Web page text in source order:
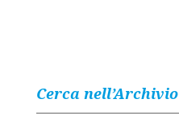
Cerca nell’Archivio